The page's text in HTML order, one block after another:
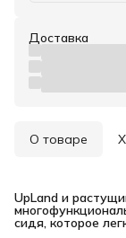
Доставка
О товаре
UpLand и
сидя, которое